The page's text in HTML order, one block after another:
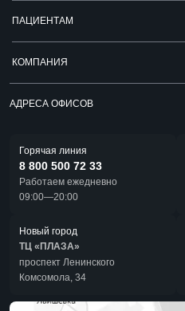
ПАЦИЕНТАМ
КОМПАНИЯ
АДРЕСА ОФИСОВ
Горячая линия
8 800 500 72 33
Работаем ежедневно
09:00—20:00
Новый город
ТЦ «ПЛАЗА»
проспект Ленинского
Комсомола, 34